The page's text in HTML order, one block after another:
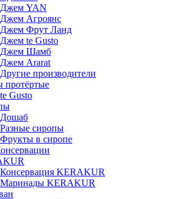
Джем YAN
Джем Агроянс
Джем Фрут Ланд
Джем te Gusto
Джем Шамб
Джем Ararat
Другие производители
протёртые
te Gusto
Дошаб
Разные сиропы
Фрукты в сиропе
Консервация KERAKUR
Маринады KERAKUR